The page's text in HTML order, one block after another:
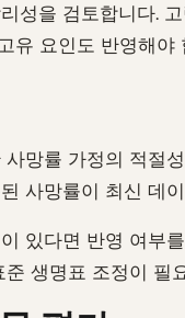
성을 검토합니다.
유 요인도 반영해야
망률 가정의 적절
사망률이 최신 데
있다면 반영 여부
생명표 조정이 필